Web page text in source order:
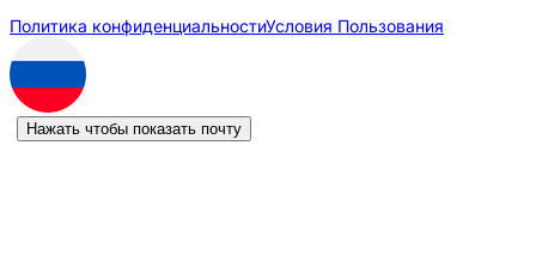
Политика конфиденциальностиУсловия Пользования
Нажать чтобы показать почту